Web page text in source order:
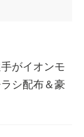
がイオンモ
シ配布＆豪